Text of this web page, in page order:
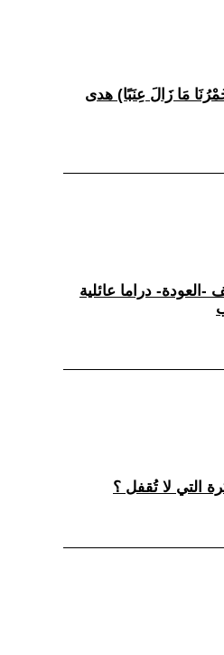
مَا زَالَ عِنَبًا) هدى
-العودة- دراما عائلية